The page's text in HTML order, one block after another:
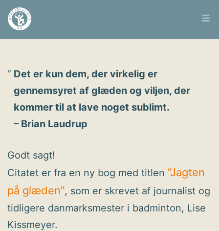
Fortsæt
Arbejdsglæde
Udgivet
Det er kun dem, der virkelig er
gennemsyret af glæden og viljen, der
kommer til at lave noget sublimt.
– Brian Laudrup
Godt sagt!
Citatet er fra en ny bog med titlen ”Jagten
på glæden”, som er skrevet af journalist og
tidligere danmarksmester i badminton, Lise
Kissmeyer.